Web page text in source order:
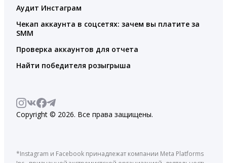
Аудит Инстаграм
Чекап аккаунта в соцсетях: зачем вы платите за
SMM
Проверка аккаунтов для отчета
Найти победителя розыгрыша
Copyright © 2026. Все права защищены.
*Instagram и Facebook принадлежат компании Meta Platforms